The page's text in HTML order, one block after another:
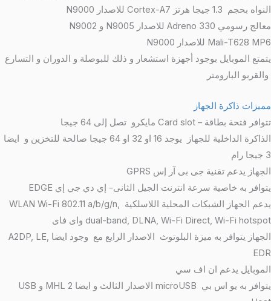
النواه بحجم 1.3 جيجا هرتز Cortex-A7 للاصدار N9000
معالج رسومي Adreno 330 للاصدار N9005 و N9002
Mali-T628 MP6 للاصدار N9000
يتمتع الموبايل بوجود أجهزة استشعار و ذلك للبوصلة و الدوران و التسارع
والقربو البارومتر
مميزات ذاكرة الجهاز
تتوافر فتحة بطاقة – Card slot مايكرو تصل إلى 64 جيجا
الذاكرة الداخلية للجهاز يوجد 16 او 32 او 64 جيجا صالحة للتخزين و ايضا
3 جيجا رام
الجهاز يدعم تقنية جى بى آر إس GPRS
يتوافر به خاصية سرعة انترنت الجيل الثانى- إي دي جي إي EDGE
يدعم الجهاز الشبكات المحلية اللاسلكية WLAN Wi-Fi 802.11 a/b/g/n,
dual-band, DLNA, Wi-Fi Direct, Wi-Fi hotspot واى فاى
الجهاز يتوافر به ميزة البلوتوث الاصدار الرايع مع وجود ايضا A2DP, LE,
EDR
الموبايل يدعم ان اف سي
يتوافر به يو اس بي microUSB الاصدار الثالث و ايضا MHL 2 و USB